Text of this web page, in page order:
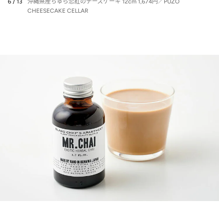
6 / 13
沖縄県産ちゅら恋紅のチーズケーキ 12cm 1,674円／PUZO
CHEESECAKE CELLAR